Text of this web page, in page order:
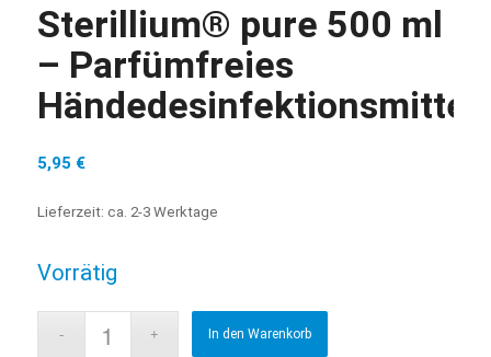
Sterillium® pure 500 ml
– Parfümfreies
Händedesinfektionsmittel
5,95 €
Lieferzeit: ca. 2-3 Werktage
Vorrätig
In den Warenkorb